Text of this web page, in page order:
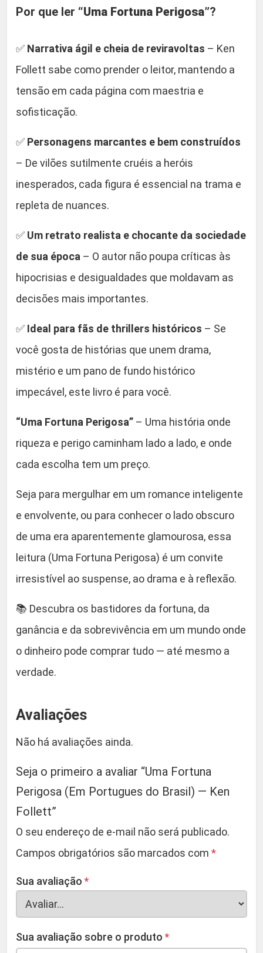
Por que ler “Uma Fortuna Perigosa”?
✅ Narrativa ágil e cheia de reviravoltas – Ken
Follett sabe como prender o leitor, mantendo a
tensão em cada página com maestria e
sofisticação.
✅ Personagens marcantes e bem construídos
– De vilões sutilmente cruéis a heróis
inesperados, cada figura é essencial na trama e
repleta de nuances.
✅ Um retrato realista e chocante da sociedade
de sua época – O autor não poupa críticas às
hipocrisias e desigualdades que moldavam as
decisões mais importantes.
✅ Ideal para fãs de thrillers históricos – Se
você gosta de histórias que unem drama,
mistério e um pano de fundo histórico
impecável, este livro é para você.
“Uma Fortuna Perigosa” – Uma história onde
riqueza e perigo caminham lado a lado, e onde
cada escolha tem um preço.
Seja para mergulhar em um romance inteligente
e envolvente, ou para conhecer o lado obscuro
de uma era aparentemente glamourosa, essa
leitura (Uma Fortuna Perigosa) é um convite
irresistível ao suspense, ao drama e à reflexão.
📚 Descubra os bastidores da fortuna, da
ganância e da sobrevivência em um mundo onde
o dinheiro pode comprar tudo — até mesmo a
verdade.
Avaliações
Não há avaliações ainda.
Seja o primeiro a avaliar “Uma Fortuna
Perigosa (Em Portugues do Brasil) — Ken
Follett”
O seu endereço de e-mail não será publicado.
Campos obrigatórios são marcados com *
Sua avaliação *
Sua avaliação sobre o produto *